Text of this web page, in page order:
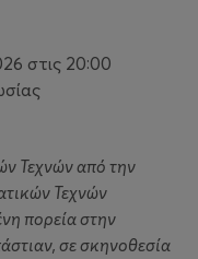
στις 20:00
Τεχνών από την
Τεχνών
πορεία στην
σε σκηνοθεσία